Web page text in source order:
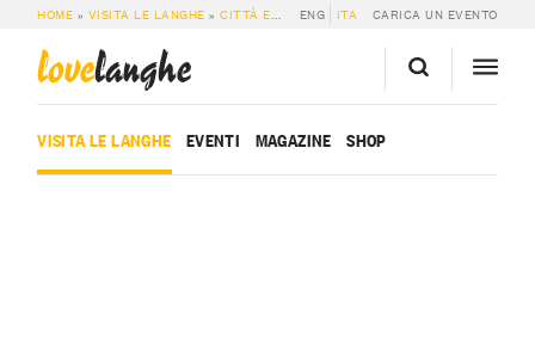
HOME » VISITA LE LANGHE »CITTÀ E PAESI » ROASCIO
ENG ITA CARICA UN EVENTO
lovelanghe
VISITA LE LANGHE EVENTI MAGAZINE SHOP